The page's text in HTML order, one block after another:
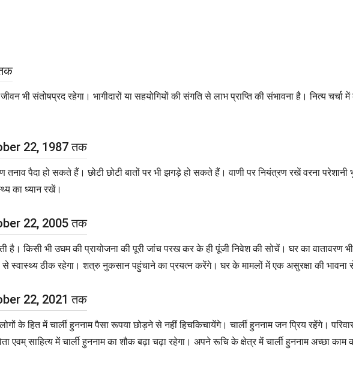
भी संतोषप्रद रहेगा। भागीदारों या सहयोगियों की संगति से लाभ प्राप्ति की संभावना है। नित्य
22, 1987 तक
पैदा हो सकते हैं। छोटी छोटी बातों पर भी झगड़े हो सकते हैं। वाणी पर नियंत्रण रखें वरना परेशानी
का ध्यान रखें।
22, 2005 तक
है। किसी भी उघम की प्रायोजना की पूरी जांच परख कर के ही पूंजी निवेश की सोचें। घर का वातावरण
स्वास्थ्य ठीक रहेगा। शत्रु नुकसान पहुंचाने का प्रयत्न करेंगे। घर के मामलों में एक असुरक्षा की भावना
22, 2021 तक
के हित में चार्ली हुननाम पैसा रूपया छोड़ने से नहीं हिचकिचायेंगे। चार्ली हुननाम जन प्रिय रहेंगे।
साहित्य में चार्ली हुननाम का शौक बढ़ा चढ़ा रहेगा। अपने रूचि के क्षेत्र में चार्ली हुननाम अच्छा